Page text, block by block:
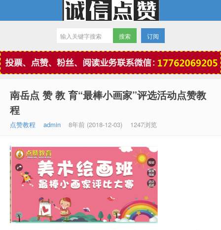
微信点赞
订阅
南岳点 赞 教 育“最棒小画家”评选活动点赞教
程
点赞教程 admin 8年前 (2018-12-03) 1247浏览